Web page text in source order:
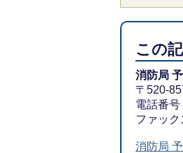
この
消防局
〒520-
電話番
ファッ
消防局